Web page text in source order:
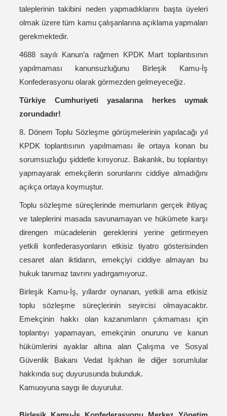
taleplerinin takibini neden yapmadıklarını başta üyeleri
olmak üzere tüm kamu çalışanlarına açıklama yapmaları
gerekmektedir.
4688 sayılı Kanun’a rağmen KPDK Mart toplantısının
yapılmaması kanunsuzluğunu Birleşik Kamu-İş
Konfederasyonu olarak görmezden gelmeyeceğiz.
Türkiye Cumhuriyeti yasalarına herkes uymak
zorundadır!
8. Dönem Toplu Sözleşme görüşmelerinin yapılacağı yıl
KPDK toplantısının yapılmaması ile ortaya konan bu
sorumsuzluğu şiddetle kınıyoruz. Bakanlık, bu toplantıyı
yapmayarak emekçilerin sorunlarını ciddiye almadığını
açıkça ortaya koymuştur.
Toplu sözleşme süreçlerinde memurların gerçek ihtiyaç
ve taleplerini masada savunamayan ve hükümete karşı
direngen mücadelenin gereklerini yerine getirmeyen
yetkili konfederasyonların etkisiz tiyatro gösterisinden
cesaret alan iktidarın, emekçiyi ciddiye almayan bu
hukuk tanımaz tavrını yadırgamıyoruz.
Birleşik Kamu-İş, yıllardır oynanan, yetkili ama etkisiz
toplu sözleşme süreçlerinin seyircisi olmayacaktır.
Emekçinin hakkı olan kazanımların çıkmaması için
toplantıyı yapamayan, emekçinin onurunu ve kanun
hükümlerini ayaklar altına alan Çalışma ve Sosyal
Güvenlik Bakanı Vedat Işıkhan ile diğer sorumlular
hakkında suç duyurusunda bulunduk.
Kamuoyuna saygı ile duyurulur.